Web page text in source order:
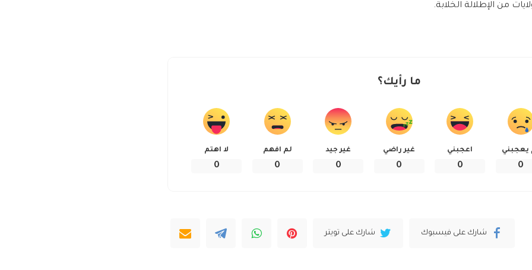
من الإطلالة الخلابة.
ما رأيك؟
يعجبني
0
اعجبني
0
غير راضي
0
غير جيد
0
لم افهم
0
لا اهتم
0
شارك على فيسبوك شارك على تويتر